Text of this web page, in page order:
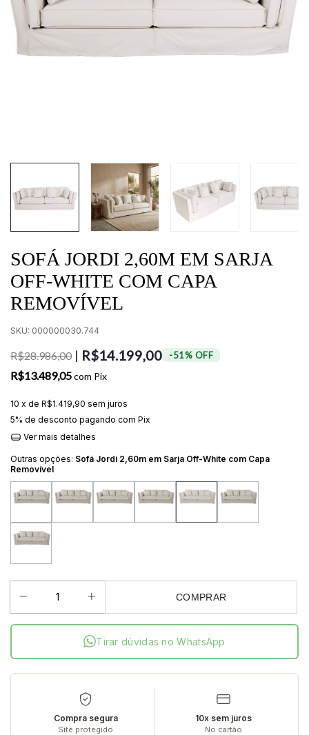
SOFÁ JORDI 2,60M EM SARJA
OFF-WHITE COM CAPA
REMOVÍVEL
SKU: 000000030.744
R$28.986,00 | R$14.199,00 -51% OFF
R$13.489,05com Pix
10 x de R$1.419,90 sem juros
5% de desconto pagando com Pix
Ver mais detalhes
Outras opções: Sofá Jordi 2,60m em Sarja Off-White com Capa
Removível
COMPRAR
Tirar dúvidas no WhatsApp
Compra segura
Site protegido
10x sem juros
No cartão